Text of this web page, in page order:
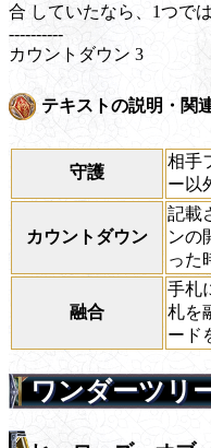
合 していたなら、1つでは
----------
カウントダウン 3
テキストの説明・関
守護
相手
ー以
カウントダウン
記載
ンの
った
融合
手札
札を
ード
ワンダーツリ